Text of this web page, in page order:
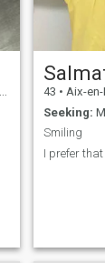
43 • Aix-en-
Seeking:
Smiling
I prefer that